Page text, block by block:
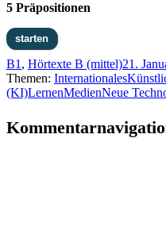
5 Präpositionen
B1, Hörtexte B (mittel)21.
Themen: Internationales
(KI)LernenMedienNeue